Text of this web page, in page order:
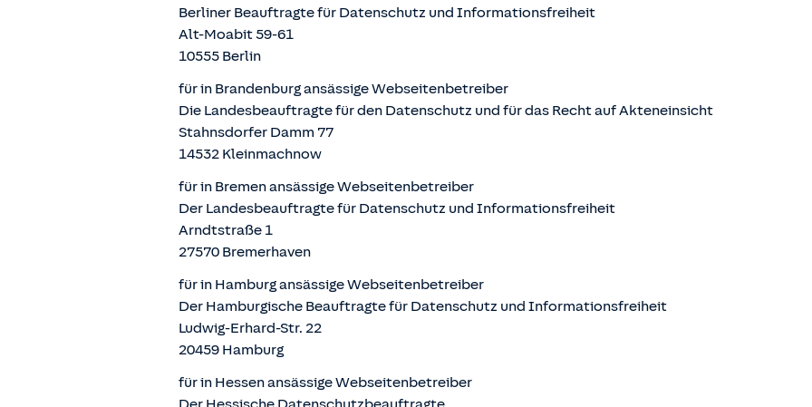
Berliner Beauftragte für Datenschutz und Informationsfreiheit
Alt-Moabit 59-61
10555 Berlin
für in Brandenburg ansässige Webseitenbetreiber
Die Landesbeauftragte für den Datenschutz und für das Recht auf Akteneinsicht
Stahnsdorfer Damm 77
14532 Kleinmachnow
für in Bremen ansässige Webseitenbetreiber
Der Landesbeauftragte für Datenschutz und Informationsfreiheit
Arndtstraße 1
27570 Bremerhaven
für in Hamburg ansässige Webseitenbetreiber
Der Hamburgische Beauftragte für Datenschutz und Informationsfreiheit
Ludwig-Erhard-Str. 22
20459 Hamburg
für in Hessen ansässige Webseitenbetreiber